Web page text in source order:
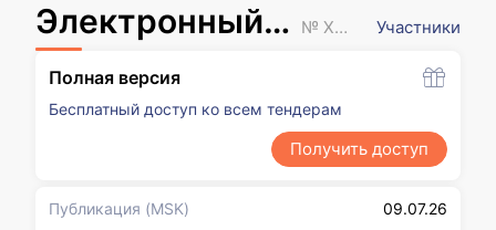
Электронный запрос котировок № XXXXXXX Участники
Полная версия
Бесплатный доступ ко всем тендерам
Получить доступ
Публикация (MSK)
09.07.26